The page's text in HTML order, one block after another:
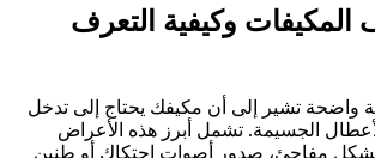
المكيفات وكيفية التعرف
واضحة تشير إلى أن مكيفك يحتاج إلى تدخل
الجسيمة. تشمل أبرز هذه الأعراض
مفاجئ، صدور أصوات احتكاك أو طنين